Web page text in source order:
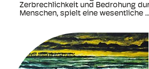
Zerbrechlichkeit und Bedrohung
Menschen, spielt eine wesentliche ...